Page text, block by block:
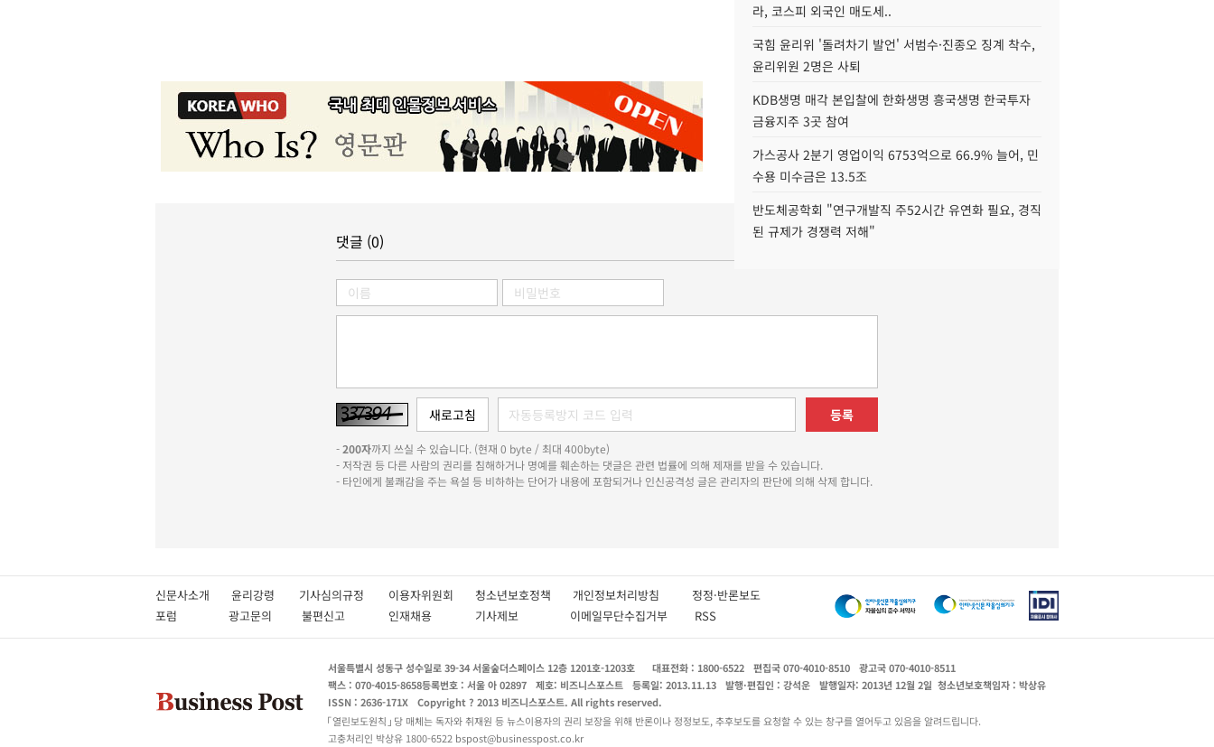
라, 코스피 외국인 매도세..
국힘 윤리위 '돌려차기 발언' 서범수·진종오 징계 착수,
윤리위원 2명은 사퇴
KDB생명 매각 본입찰에 한화생명 흥국생명 한국투자
금융지주 3곳 참여
가스공사 2분기 영업이익 6753억으로 66.9% 늘어, 민
수용 미수금은 13.5조
반도체공학회 "연구개발직 주52시간 유연화 필요, 경직
된 규제가 경쟁력 저해"
댓글 (0)
등록
-200자까지 쓰실 수 있습니다. (현재 0 byte / 최대 400byte)
- 저작권 등 다른 사람의 권리를 침해하거나 명예를 훼손하는 댓글은 관련 법률에 의해 제재를 받을 수 있습니다.
- 타인에게 불쾌감을 주는 욕설 등 비하하는 단어가 내용에 포함되거나 인신공격성 글은 관리자의 판단에 의해 삭제 합니다.
신문사소개 윤리강령 기사심의규정 이용자위원회 청소년보호정책 개인정보처리방침 정정·반론보도
포럼
광고문의 불편신고 인재채용 기사제보 이메일무단수집거부 RSS
서울특별시 성동구 성수일로 39-34 서울숲더스페이스 12층 1201호-1203호 대표전화 : 1800-6522 편집국 070-4010-8510
광고국 070-4010-8511
팩스 : 070-4015-8658등록번호 : 서울 아 02897 제호: 비즈니스포스트 등록일: 2013.11.13 발행·편집인 : 강석운 발행일자: 2013년 12월 2일 청소년보호책임자 : 박상유
ISSN : 2636-171X
Copyright ? 2013 비즈니스포스트. All rights reserved.
열린보도원칙
당 매체는 독자와 취재원 등 뉴스이용자의 권리 보장을 위해 반론이나 정정보도, 추후보도를 요청할 수 있는 창구를 열어두고 있음을 알려드립니다.
고충처리인 박상유 1800-6522 bspost@businesspost.co.kr